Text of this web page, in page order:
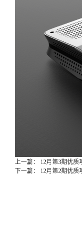
上一篇： 12月第3期优质
下一篇： 12月第2期优质